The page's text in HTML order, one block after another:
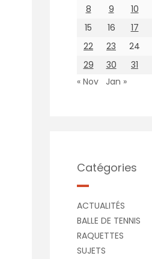
8
9 10
15
16 17
22
23 24
29
30
31
« Nov
Jan »
Catégories
ACTUALITÉS
BALLE DE TENNIS
RAQUETTES
SUJETS